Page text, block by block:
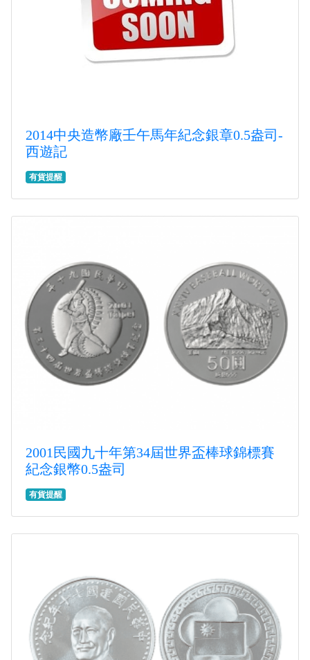
2014中央造幣廠壬午馬年紀念銀章0.5盎司-
西遊記
有貨提醒
2001民國九十年第34屆世界盃棒球錦標賽
紀念銀幣0.5盎司
有貨提醒